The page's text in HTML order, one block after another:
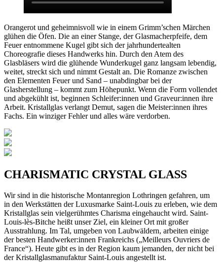
Orangerot und geheimnisvoll wie in einem Grimm’schen Märchen
glühen die Öfen. Die an einer Stange, der Glasmacherpfeife, dem
Feuer entnommene Kugel gibt sich der jahrhundertealten
Choreografie dieses Handwerks hin. Durch den Atem des
Glasbläsers wird die glühende Wunderkugel ganz langsam lebendig,
weitet, streckt sich und nimmt Gestalt an. Die Romanze zwischen
den Elementen Feuer und Sand – unabdingbar bei der
Glasherstellung – kommt zum Höhepunkt. Wenn die Form vollendet
und abgekühlt ist, beginnen Schleifer:innen und Graveur:innen ihre
Arbeit. Kristallglas verlangt Demut, sagen die Meister:innen ihres
Fachs. Ein winziger Fehler und alles wäre verdorben.
CHARISMATIC CRYSTAL GLASS
Wir sind in die historische Montanregion Lothringen gefahren, um
in den Werkstätten der Luxusmarke Saint-Louis zu erleben, wie dem
Kristallglas sein vielgerühmtes Charisma eingehaucht wird. Saint-
Louis-lès-Bitche heißt unser Ziel, ein kleiner Ort mit großer
Ausstrahlung. Im Tal, umgeben von Laubwäldern, arbeiten einige
der besten Handwerker:innen Frankreichs („Meilleurs Ouvriers de
France“). Heute gibt es in der Region kaum jemanden, der nicht bei
der Kristallglasmanufaktur Saint-Louis angestellt ist.